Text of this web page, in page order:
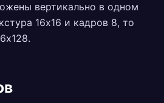
вертикально в одном
16x16 и кадров 8, то